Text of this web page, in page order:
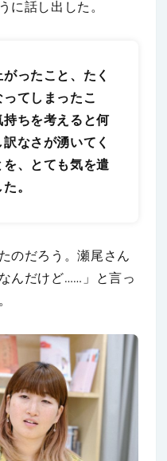
に話し出した。
ったこと、たく
てしまったこ
ちを考えると何
なさが湧いてく
、とても気を遣
。
のだろう。瀬尾さん
んだけど……」と言っ